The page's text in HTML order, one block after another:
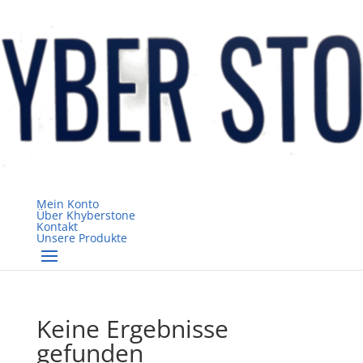
Mein Konto
Über Khyberstone
Kontakt
Unsere Produkte
Keine Ergebnisse
gefunden